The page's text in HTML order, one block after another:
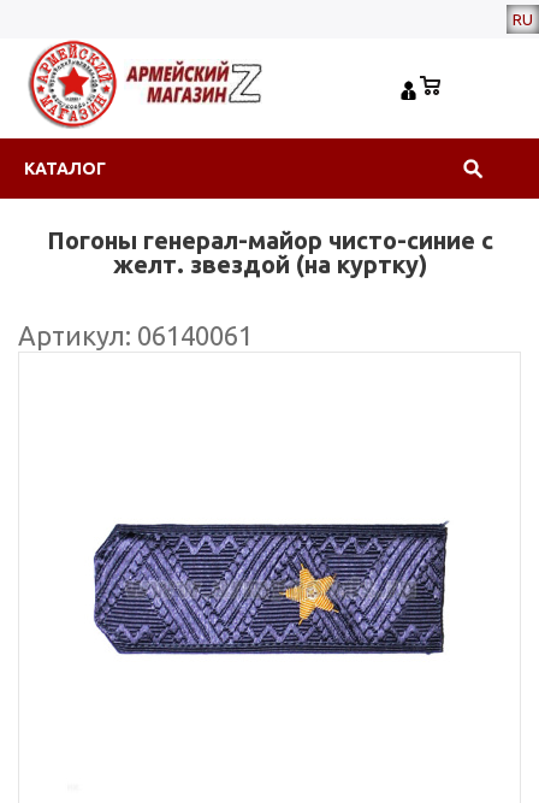
RU
КАТАЛОГ
Погоны генерал-майор чисто-синие с
желт. звездой (на куртку)
Артикул: 06140061